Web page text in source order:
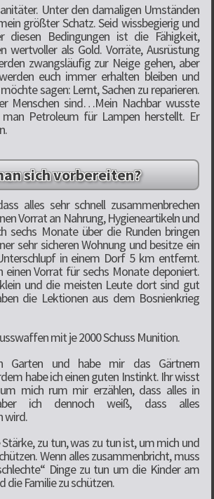
Unter den damaligen Umständen
größter Schatz. Seid wissbegierig und
diesen Bedingungen ist die Fähigkeit,
wertvoller als Gold. Vorräte, Ausrüstung
zwangsläufig zur Neige gehen, aber
euch immer erhalten bleiben und
sagen: Lernt, Sachen zu reparieren.
Menschen sind…Mein Nachbar wusste
Petroleum für Lampen herstellt. Er
sich vorbereiten?
alles sehr schnell zusammenbrechen
Vorrat an Nahrung, Hygieneartikeln und
sechs Monate über die Runden bringen
sehr sicheren Wohnung und besitze ein
in einem Dorf 5 km entfernt.
einen Vorrat für sechs Monate deponiert.
und die meisten Leute dort sind gut
die Lektionen aus dem Bosnienkrieg
mit je 2000 Schuss Munition.
Garten und habe mir das Gärtnern
habe ich einen guten Instinkt. Ihr wisst
mich rum mir erzählen, dass alles in
ich dennoch weiß, dass alles
wird.
Stärke, zu tun, was zu tun ist, um mich und
Wenn alles zusammenbricht, muss
Dinge zu tun um die Kinder am
die Familie zu schützen.